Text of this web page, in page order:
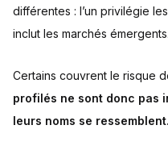
différentes : l’un privilégie
inclut les marchés émergents.
Certains couvrent le risque
profilés ne sont donc pas
leurs noms se ressemblent.